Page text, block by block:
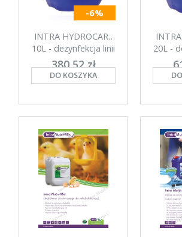
-6%
INTRA HYDROCARE
10L - dezynfekcja linii
pojenia
380,52 zł
netto: 352,33 zł
DO KOSZYKA
20L -